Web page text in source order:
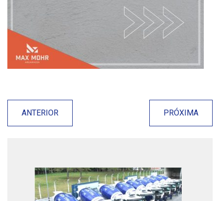
ANTERIOR PRÓXIMA